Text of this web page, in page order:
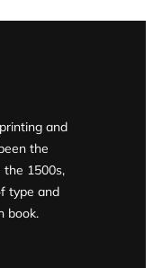
and
the
the 1500s,
type and
book.